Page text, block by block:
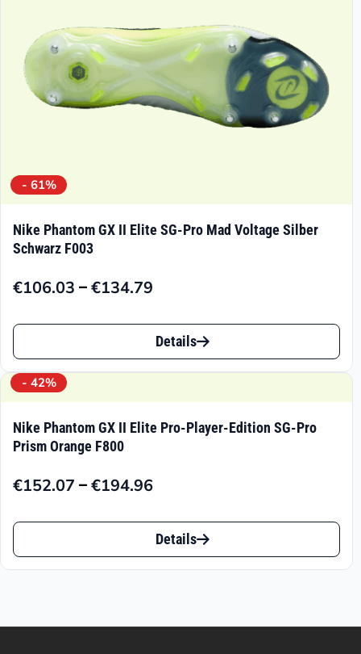
Produktseite
gewählt
werden
- 61%
Nike Phantom GX II Elite SG-Pro Mad Voltage Silber
Schwarz F003
€106.03 –€134.79
Preisspanne:
€134.79
Dieses
Produkt
weist
Varianten
Die
Optionen
können
Details
- 42%
Nike Phantom GX II Elite Pro-Player-Edition SG-Pro
Prism Orange F800
€152.07 –€194.96
Preisspanne:
€194.96
Dieses
Produkt
Details